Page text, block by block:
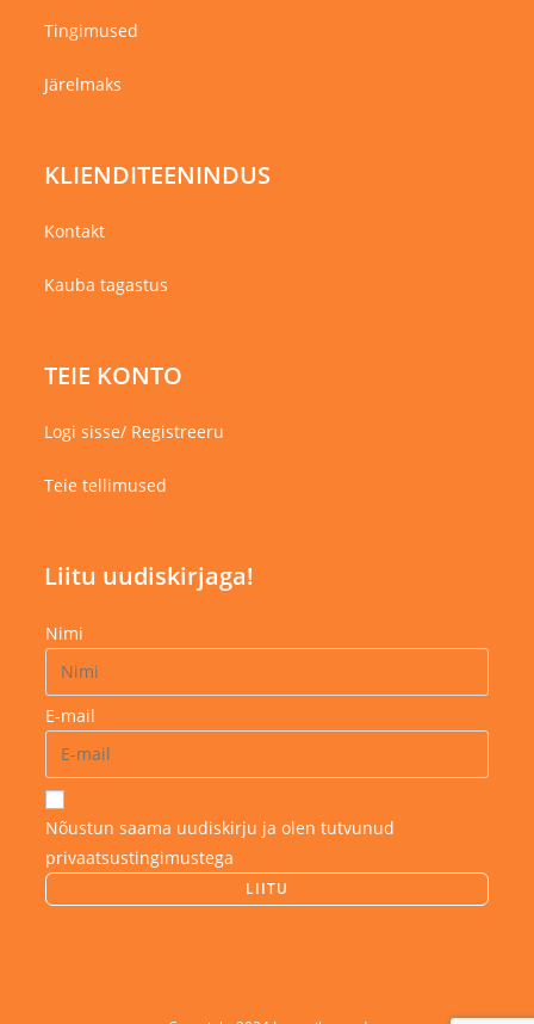
Tingimused
Järelmaks
KLIENDITEENINDUS
Kontakt
Kauba tagastus
TEIE KONTO
Logi sisse/ Registreeru
Teie tellimused
Liitu uudiskirjaga!
Nimi
E-mail
Nõustun saama uudiskirju ja olen tutvunud
privaatsustingimustega